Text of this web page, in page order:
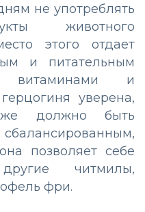
не употреблять
животного
этого отдает
и питательным
витаминами и
уверена,
должно быть
позволяет себе
читмилы,
фри.